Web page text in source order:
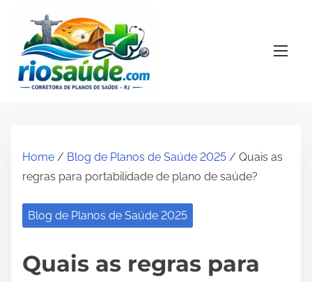
Home / Blog de Planos de Saúde 2025 / Quais as
regras para portabilidade de plano de saúde?
Blog de Planos de Saúde 2025
Quais as regras para